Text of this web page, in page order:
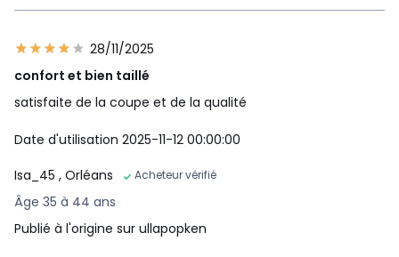
28/11/2025
confort et bien taillé
satisfaite de la coupe et de la qualité
Date d'utilisation 2025-11-12 00:00:00
Isa_45 , Orléans Acheteur vérifié
Âge 35 à 44 ans
Publié à l'origine sur ullapopken